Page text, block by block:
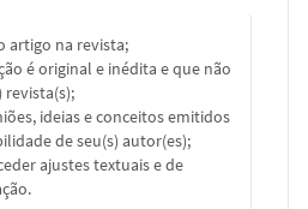
artigo na revista;
é original e inédita e que não
revista(s);
ideias e conceitos emitidos
de seu(s) autor(es);
ajustes textuais e de